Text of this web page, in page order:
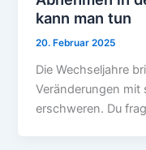
kann man tun
20. Februar 2025
Die Wechseljahre
Veränderungen
erschweren. Du